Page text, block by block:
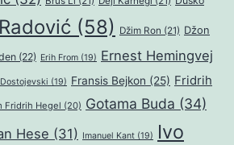
(58) Džim Ron (21) Džon
(22) Erih From (19) Ernest Hemingvej
(19) Fransis Bejkon (25) Fridrih
Fridrih Hegel (20) Gotama Buda (34)
Hese (31) Imanuel Kant (19)
Ivo